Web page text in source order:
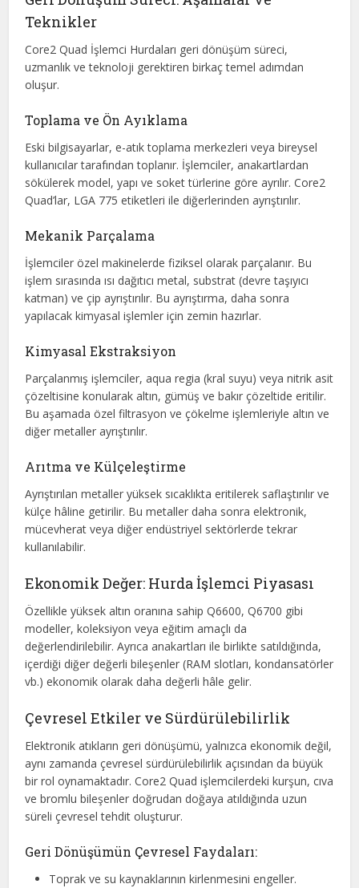
Teknikler
Core2 Quad İşlemci Hurdaları geri dönüşüm süreci,
uzmanlık ve teknoloji gerektiren birkaç temel adımdan
oluşur.
Toplama ve Ön Ayıklama
Eski bilgisayarlar, e-atık toplama merkezleri veya bireysel
kullanıcılar tarafından toplanır. İşlemciler, anakartlardan
sökülerek model, yapı ve soket türlerine göre ayrılır. Core2
Quad’lar, LGA 775 etiketleri ile diğerlerinden ayrıştırılır.
Mekanik Parçalama
İşlemciler özel makinelerde fiziksel olarak parçalanır. Bu
işlem sırasında ısı dağıtıcı metal, substrat (devre taşıyıcı
katman) ve çip ayrıştırılır. Bu ayrıştırma, daha sonra
yapılacak kimyasal işlemler için zemin hazırlar.
Kimyasal Ekstraksiyon
Parçalanmış işlemciler, aqua regia (kral suyu) veya nitrik asit
çözeltisine konularak altın, gümüş ve bakır çözeltide eritilir.
Bu aşamada özel filtrasyon ve çökelme işlemleriyle altın ve
diğer metaller ayrıştırılır.
Arıtma ve Külçeleştirme
Ayrıştırılan metaller yüksek sıcaklıkta eritilerek saflaştırılır ve
külçe hâline getirilir. Bu metaller daha sonra elektronik,
mücevherat veya diğer endüstriyel sektörlerde tekrar
kullanılabilir.
Ekonomik Değer: Hurda İşlemci Piyasası
Özellikle yüksek altın oranına sahip Q6600, Q6700 gibi
modeller, koleksiyon veya eğitim amaçlı da
değerlendirilebilir. Ayrıca anakartları ile birlikte satıldığında,
içerdiği diğer değerli bileşenler (RAM slotları, kondansatörler
vb.) ekonomik olarak daha değerli hâle gelir.
Çevresel Etkiler ve Sürdürülebilirlik
Elektronik atıkların geri dönüşümü, yalnızca ekonomik değil,
aynı zamanda çevresel sürdürülebilirlik açısından da büyük
bir rol oynamaktadır. Core2 Quad işlemcilerdeki kurşun, cıva
ve bromlu bileşenler doğrudan doğaya atıldığında uzun
süreli çevresel tehdit oluşturur.
Geri Dönüşümün Çevresel Faydaları:
Toprak ve su kaynaklarının kirlenmesini engeller.